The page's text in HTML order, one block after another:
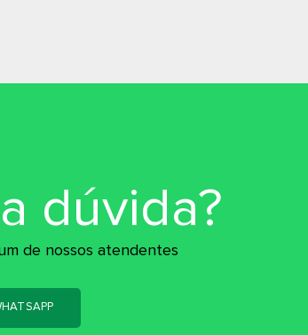
dúvida?
de nossos atendentes